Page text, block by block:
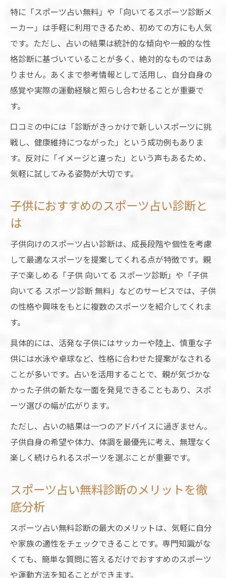
特に「スポーツ占い無料」や「向いてるスポーツ診断メ
ーカー」は手軽に利用できるため、初めての方にも人気
です。ただし、占いの結果は統計的な傾向や一般的な性
格診断に基づいていることが多く、絶対的なものではあ
りません。あくまで参考情報として活用し、自分自身の
感覚や実際の運動経験と照らし合わせることが重要で
す。
口コミの中には「診断がきっかけで新しいスポーツに挑
戦し、健康維持につながった」という成功例もありま
す。反対に「イメージと違った」という声もあるため、
気軽に試してみる姿勢が大切です。
子供におすすめのスポーツ占い診断と
は
子供向けのスポーツ占い診断は、成長段階や個性を考慮
して最適なスポーツを提案してくれる点が特徴です。親
子で楽しめる「子供 向いてる スポーツ診断」や「子供
向いてる スポーツ診断 無料」などのサービスでは、子供
の性格や興味をもとに複数のスポーツを紹介してくれま
す。
具体的には、活発な子供にはサッカーや陸上、慎重な子
供には水泳や卓球など、性格に合わせた提案がなされる
ことが多いです。占いを活用することで、親が気づかな
かった子供の新たな一面を発見できることもあり、スポ
ーツ選びの幅が広がります。
ただし、占いの結果は一つのアドバイスに過ぎません。
子供自身の希望や体力、体調を最優先に考え、無理なく
楽しく続けられるスポーツを選ぶことが重要です。
スポーツ占い無料診断のメリットを徹
底分析
スポーツ占い無料診断の最大のメリットは、気軽に自分
や家族の適性をチェックできることです。専門知識がな
くても、簡単な質問に答えるだけでおすすめのスポーツ
や運動方法を知ることができます。